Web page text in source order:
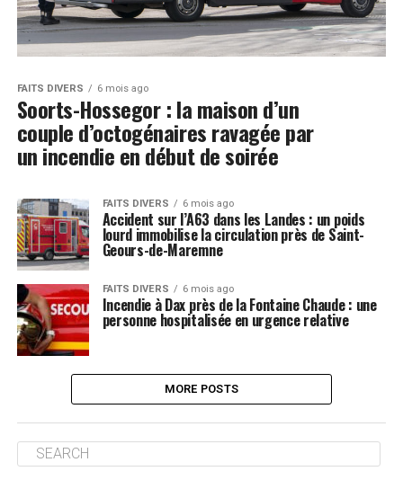
FAITS DIVERS 6 mois ago
Soorts-Hossegor : la maison d’un
couple d’octogénaires ravagée par
un incendie en début de soirée
FAITS DIVERS 6 mois ago
Accident sur l’A63 dans les Landes : un poids
lourd immobilise la circulation près de Saint-
Geours-de-Maremne
FAITS DIVERS 6 mois ago
Incendie à Dax près de la Fontaine Chaude : une
personne hospitalisée en urgence relative
MORE POSTS